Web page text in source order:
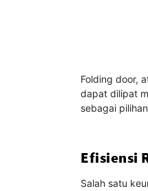
Folding door,
dapat dilipat
sebagai
Efisiensi
Salah satu